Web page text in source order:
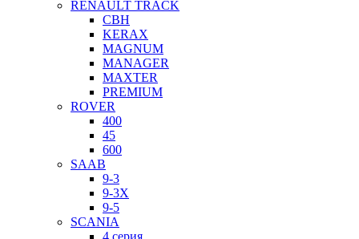
RENAULT TRACK
CBH
KERAX
MAGNUM
MANAGER
MAXTER
PREMIUM
ROVER
400
45
600
SAAB
9-3
9-3X
9-5
SCANIA
4 серия